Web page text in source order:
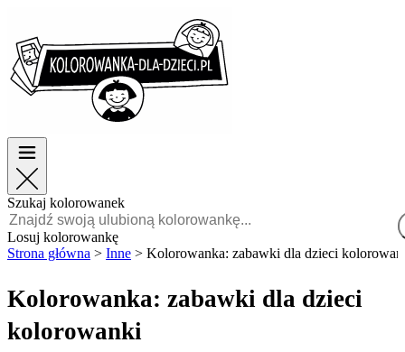
TOP kategorie
Dla chłopców
Dla dziewczynek
Polski
POLSKI
FRANÇAIS
MALAGASY
TOP kategorie
Dla chłopców
Dla dziewczynek
Szukaj kolorowanek
Losuj kolorowankę
Strona główna > Inne > Kolorowanka: zabawki dla dzieci
Kolorowanka: zabawki dla dzieci
kolorowanki